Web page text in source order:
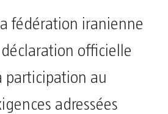
fédération iranienne
officielle
participation au
adressées